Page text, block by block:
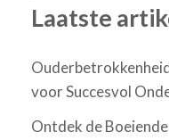
Laatste
voor Succesvol
Ontdek de